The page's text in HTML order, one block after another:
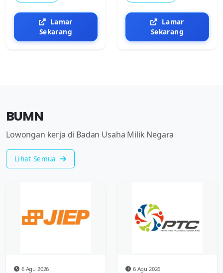
Lamar
Sekarang
Lamar
Sekarang
BUMN
Lowongan kerja di Badan Usaha Milik Negara
Lihat Semua
6 Agu 2026 6 Agu 2026